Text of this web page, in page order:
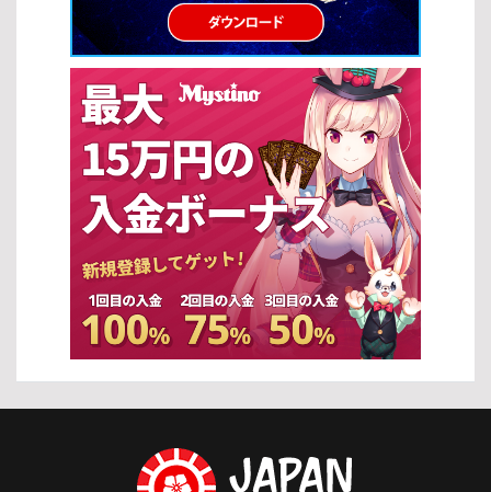
ないベット額を設定する ベット額を一定に保ち、リスクをコントロ
ールする 一時的な勝敗に左右されず、冷静に判断する プレイするス
ロットの選択 スロットの攻略法では、ゲーム選びも非常に重要で
す。適切なスロットを選ぶことで、期待値を高めることができま
す。 RTP（還元率）が高いスロットを優先的に選ぶ フリースピンや
ボーナス機能が充実した機種を選択する 自分の好みやプレイスタイ
ルに合ったテーマを選ぶ […]